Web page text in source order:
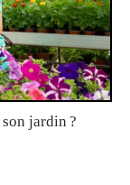
jardin ?